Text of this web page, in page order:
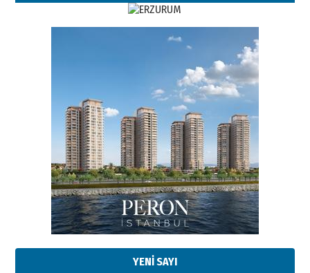
YENİ SAYI
Esat BİNDESEN
TRT’NİN BÖLGEYE AÇILAN SESİ
09 Ağustos 2026 Pazar
Kadir SABUNCUOĞLU
Erzurumspor’un köşe taşları
29 Haziran 2026 Pazartesi
Kenan GÜLERCİ